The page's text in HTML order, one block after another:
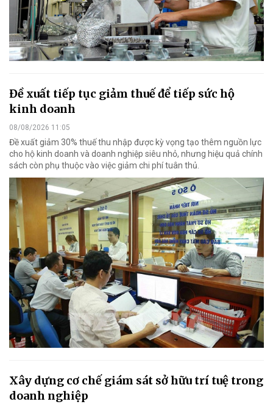
Đề xuất tiếp tục giảm thuế để tiếp sức hộ
kinh doanh
08/08/2026 11:05
Đề xuất giảm 30% thuế thu nhập được kỳ vọng tạo thêm nguồn lực
cho hộ kinh doanh và doanh nghiệp siêu nhỏ, nhưng hiệu quả chính
sách còn phụ thuộc vào việc giảm chi phí tuân thủ.
Xây dựng cơ chế giám sát sở hữu trí tuệ trong
doanh nghiệp